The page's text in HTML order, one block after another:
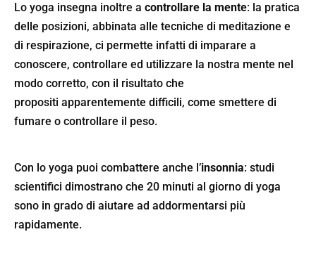
Lo yoga insegna inoltre a controllare la mente: la pratica
delle posizioni, abbinata alle tecniche di meditazione e
di respirazione, ci permette infatti di imparare a
conoscere, controllare ed utilizzare la nostra mente nel
modo corretto, con il risultato che
propositi apparentemente difficili, come smettere di
fumare o controllare il peso.
Con lo yoga puoi combattere anche l’insonnia: studi
scientifici dimostrano che 20 minuti al giorno di yoga
sono in grado di aiutare ad addormentarsi più
rapidamente.